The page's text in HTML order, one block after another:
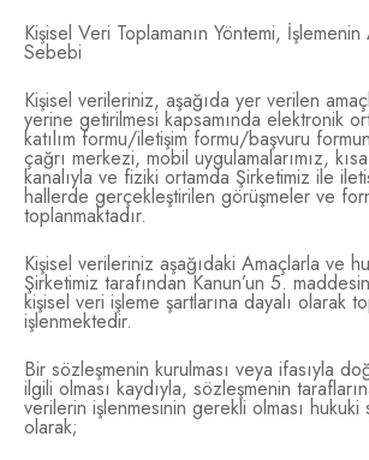
Kişisel Veri Toplamanın Yöntemi,
Sebebi
Kişisel verileriniz, aşağıda yer verilen
yerine getirilmesi kapsamında elektronik
katılım formu/iletişim formu/başvuru
çağrı merkezi, mobil uygulamalarımız,
kanalıyla ve fiziki ortamda Şirketimiz ile
hallerde gerçekleştirilen görüşmeler ve
toplanmaktadır.
Kişisel verileriniz aşağıdaki Amaçlarla ve
Şirketimiz tarafından Kanun’un 5.
kişisel veri işleme şartlarına dayalı olarak
işlenmektedir.
Bir sözleşmenin kurulması veya ifasıyla
ilgili olması kaydıyla, sözleşmenin
verilerin işlenmesinin gerekli olması hukuki
olarak;